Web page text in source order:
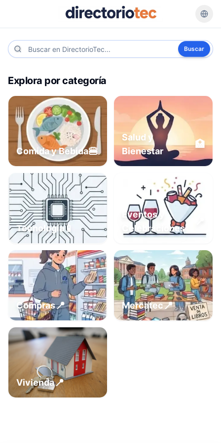
Buscar
Explora por categoría
Comida y Bebida🍔
Salud y
Bienestar
🏥
Tecnología📱
Eventos y
Celebraciones
Compras📍 Mercatec📍
Vivienda📍